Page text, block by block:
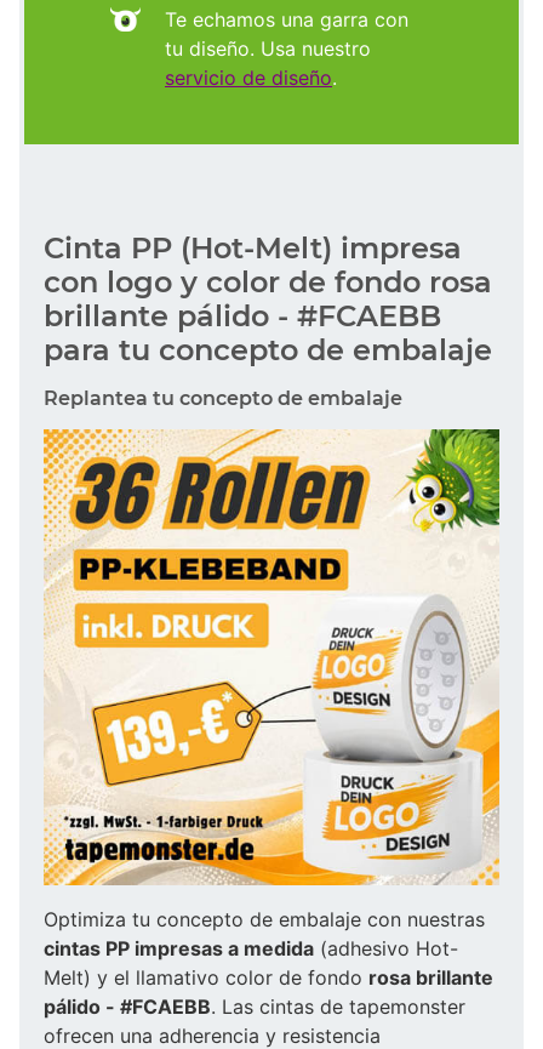
Te echamos una garra con
tu diseño. Usa nuestro
servicio de diseño.
Cinta PP (Hot-Melt) impresa
con logo y color de fondo rosa
brillante pálido - #FCAEBB
para tu concepto de embalaje
Replantea tu concepto de embalaje
Optimiza tu concepto de embalaje con nuestras
cintas PP impresas a medida (adhesivo Hot-
Melt) y el llamativo color de fondo rosa brillante
pálido - #FCAEBB. Las cintas de tapemonster
ofrecen una adherencia y resistencia